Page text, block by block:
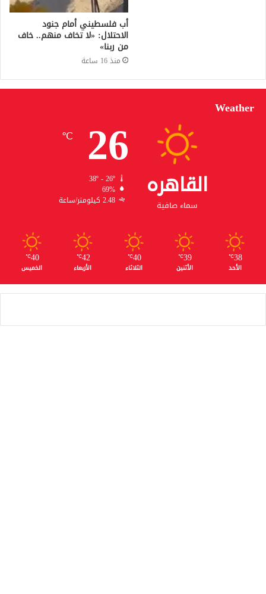
أب فلسطيني أمام جنود
الاحتلال: «لا تخاف منهم.. خاف
من ربنا»
منذ 16 ساعة
Weather
القاهره
سماء صافية
26
℃
38º - 26º
69%
2.48 كيلومتر/ساعة
38
℃
الأحد
39
℃
الأثنين
40
℃
الثلاثاء
42
℃
الأربعاء
40
℃
الخميس